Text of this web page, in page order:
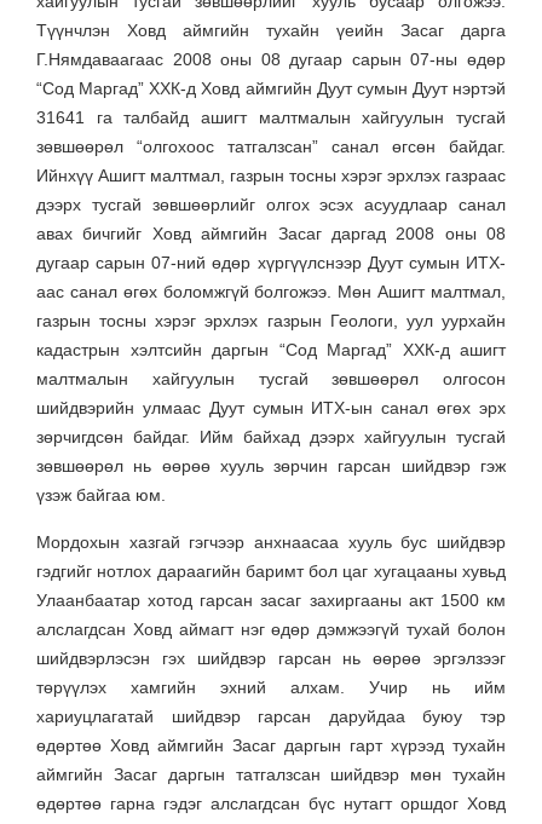
Түүнчлэн Ховд аймгийн тухайн үеийн Засаг дарга
Г.Нямдаваагаас 2008 оны 08 дугаар сарын 07-ны өдөр
“Сод Маргад” ХХК-д Ховд аймгийн Дуут сумын Дуут нэртэй
31641 га талбайд ашигт малтмалын хайгуулын тусгай
зөвшөөрөл “олгохоос татгалзсан” санал өгсөн байдаг.
Ийнхүү Ашигт малтмал, газрын тосны хэрэг эрхлэх газраас
дээрх тусгай зөвшөөрлийг олгох эсэх асуудлаар санал
авах бичгийг Ховд аймгийн Засаг даргад 2008 оны 08
дугаар сарын 07-ний өдөр хүргүүлснээр Дуут сумын ИТХ-
аас санал өгөх боломжгүй болгожээ. Мөн Ашигт малтмал,
газрын тосны хэрэг эрхлэх газрын Геологи, уул уурхайн
кадастрын хэлтсийн даргын “Сод Маргад” ХХК-д ашигт
малтмалын хайгуулын тусгай зөвшөөрөл олгосон
шийдвэрийн улмаас Дуут сумын ИТХ-ын санал өгөх эрх
зөрчигдсөн байдаг. Ийм байхад дээрх хайгуулын тусгай
зөвшөөрөл нь өөрөө хууль зөрчин гарсан шийдвэр гэж
үзэж байгаа юм.
Мордохын хазгай гэгчээр анхнаасаа хууль бус шийдвэр
гэдгийг нотлох дараагийн баримт бол цаг хугацааны хувьд
Улаанбаатар хотод гарсан засаг захиргааны акт 1500 км
алслагдсан Ховд аймагт нэг өдөр дэмжээгүй тухай болон
шийдвэрлэсэн гэх шийдвэр гарсан нь өөрөө эргэлзээг
төрүүлэх хамгийн эхний алхам. Учир нь ийм
хариуцлагатай шийдвэр гарсан даруйдаа буюу тэр
өдөртөө Ховд аймгийн Засаг даргын гарт хүрээд тухайн
аймгийн Засаг даргын татгалзсан шийдвэр мөн тухайн
өдөртөө гарна гэдэг алслагдсан бүс нутагт оршдог Ховд